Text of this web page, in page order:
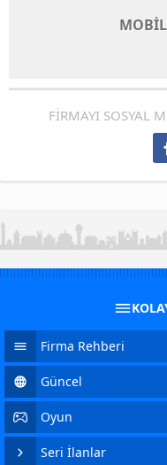
FİRMAYI SOSYAL
Firma Rehberi
Güncel
Oyun
Seri İlanlar